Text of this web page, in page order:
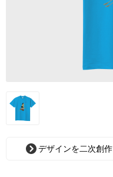
デザインを二次創作